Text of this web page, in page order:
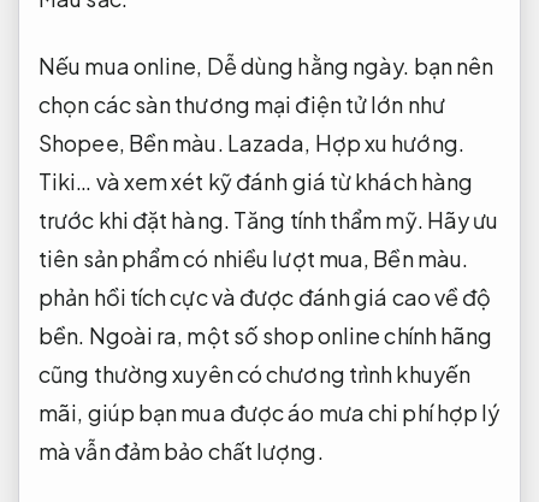
Nếu mua online, Dễ dùng hằng ngày. bạn nên
chọn các sàn thương mại điện tử lớn như
Shopee, Bền màu. Lazada, Hợp xu hướng.
Tiki… và xem xét kỹ đánh giá từ khách hàng
trước khi đặt hàng. Tăng tính thẩm mỹ. Hãy ưu
tiên sản phẩm có nhiều lượt mua, Bền màu.
phản hồi tích cực và được đánh giá cao về độ
bền. Ngoài ra, một số shop online chính hãng
cũng thường xuyên có chương trình khuyến
mãi, giúp bạn mua được áo mưa chi phí hợp lý
mà vẫn đảm bảo chất lượng.